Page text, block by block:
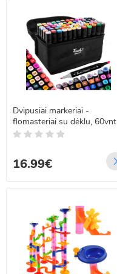
Dvipusiai markeriai -
flomasteriai su dėklu, 60vnt
16.99€